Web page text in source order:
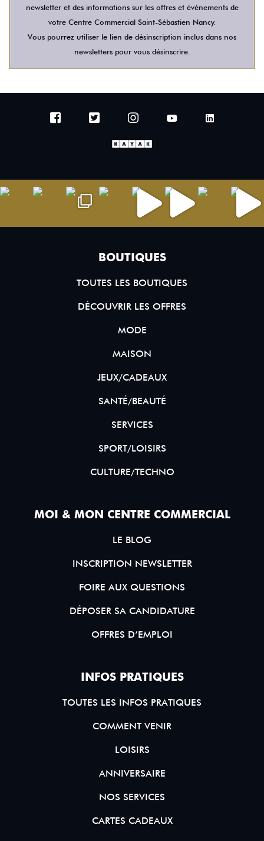
newsletter et des informations sur les offres et événements de
votre Centre Commercial Saint-Sébastien Nancy.
Vous pourrez utiliser le lien de désinscription inclus dans nos
newsletters pour vous désinscrire.
BOUTIQUES
TOUTES LES BOUTIQUES
DÉCOUVRIR LES OFFRES
MODE
MAISON
JEUX/CADEAUX
SANTÉ/BEAUTÉ
SERVICES
SPORT/LOISIRS
CULTURE/TECHNO
MOI & MON CENTRE COMMERCIAL
LE BLOG
INSCRIPTION NEWSLETTER
FOIRE AUX QUESTIONS
DÉPOSER SA CANDIDATURE
OFFRES D’EMPLOI
INFOS PRATIQUES
TOUTES LES INFOS PRATIQUES
COMMENT VENIR
LOISIRS
ANNIVERSAIRE
NOS SERVICES
CARTES CADEAUX